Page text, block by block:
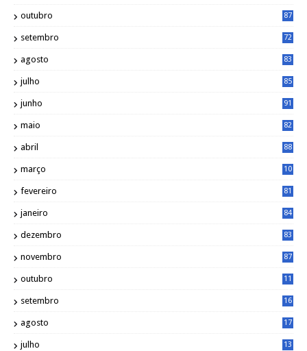
outubro 87
setembro 72
agosto 83
julho 85
junho 91
maio 82
abril 88
março
10
fevereiro 81
janeiro 84
dezembro 83
novembro 87
outubro
11
setembro
16
agosto
17
julho 13